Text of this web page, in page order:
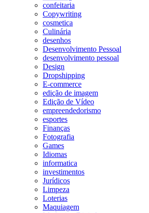
confeitaria
Copywriting
cosmetica
Culinária
desenhos
Desenvolvimento Pessoal
desenvolvimento pessoal
Design
Dropshipping
E-commerce
edição de imagem
Edição de Vídeo
empreendedorismo
esportes
Finanças
Fotografia
Games
Idiomas
informatica
investimentos
Jurídicos
Limpeza
Loterias
Maquiagem